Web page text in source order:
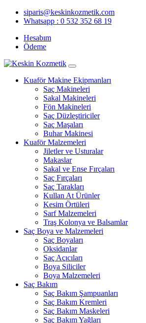
siparis@keskinkozmetik.com
Whatsapp : 0 532 352 68 19
Hesabım
Ödeme
Kuaför Makine Ekipmanları
Saç Makineleri
Sakal Makineleri
Fön Makineleri
Saç Düzleştiriciler
Saç Maşaları
Buhar Makinesi
Kuaför Malzemeleri
Jiletler ve Usturalar
Makaslar
Sakal ve Ense Fırçaları
Saç Fırçaları
Saç Tarakları
Kullan At Ürünler
Kesim Örtüleri
Sarf Malzemeleri
Traş Kolonya ve Balsamlar
Saç Boya ve Malzemeleri
Saç Boyaları
Oksidanlar
Saç Açıcıları
Boya Siliciler
Boya Malzemeleri
Saç Bakım
Saç Bakım Şampuanları
Saç Bakım Kremleri
Saç Bakım Maskeleri
Saç Bakım Yağları